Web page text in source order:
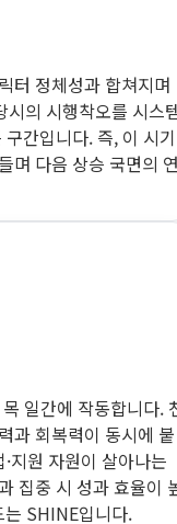
터 정체성과 합쳐지며
시의 시행착오를 시스
간입니다. 즉, 이 시기
며 다음 상승 국면의
일간에 작동합니다.
과 회복력이 동시에 붙
지원 자원이 살아나는
집중 시 성과 효율이
SHINE입니다.